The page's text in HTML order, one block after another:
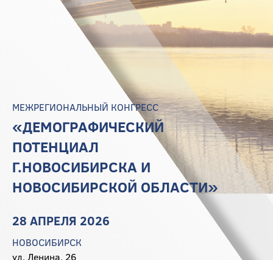
МЕЖРЕГИОНАЛЬНЫЙ КОНГРЕСС
«ДЕМОГРАФИЧЕСКИЙ
ПОТЕНЦИАЛ
Г.НОВОСИБИРСКА И
НОВОСИБИРСКОЙ ОБЛАСТИ»
28 АПРЕЛЯ 2026
НОВОСИБИРСК
ул. Ленина, 26